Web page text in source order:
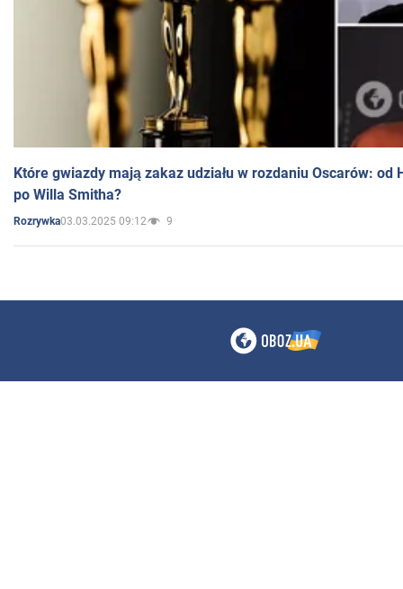
Które gwiazdy mają zakaz udziału w rozdaniu Oscarów: od
po Willa Smitha?
Rozrywka03.03.2025 09:12 9